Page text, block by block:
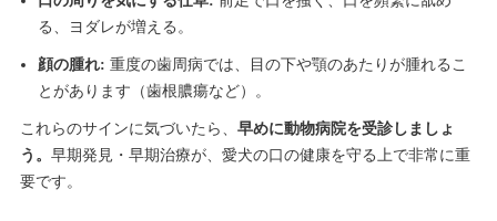
る、ヨダレが増える。
顔の腫れ: 重度の歯周病では、目の下や顎のあたりが腫れるこ
とがあります（歯根膿瘍など）。
これらのサインに気づいたら、 早めに動物病院を受診しましょ
う。 早期発見・早期治療が、愛犬の口の健康を守る上で非常に重
要です。